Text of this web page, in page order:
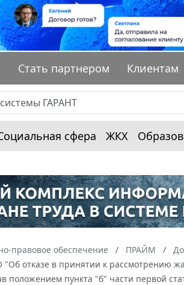
Стать партнером Клиентам
сфера ЖКХ
правовое обеспечение ПРАЙМ
"Об отказе в принятии к рассмотрению
положением пункта "б" части первой